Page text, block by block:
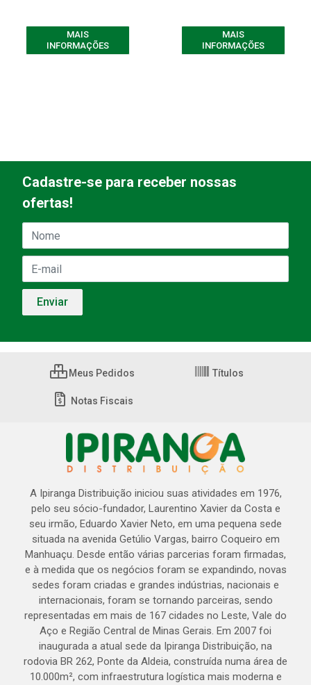
MAIS
INFORMAÇÕES
MAIS
INFORMAÇÕES
Cadastre-se para receber nossas
ofertas!
Meus Pedidos Títulos
Notas Fiscais
A Ipiranga Distribuição iniciou suas atividades em 1976,
pelo seu sócio-fundador, Laurentino Xavier da Costa e
seu irmão, Eduardo Xavier Neto, em uma pequena sede
situada na avenida Getúlio Vargas, bairro Coqueiro em
Manhuaçu. Desde então várias parcerias foram firmadas,
e à medida que os negócios foram se expandindo, novas
sedes foram criadas e grandes indústrias, nacionais e
internacionais, foram se tornando parceiras, sendo
representadas em mais de 167 cidades no Leste, Vale do
Aço e Região Central de Minas Gerais. Em 2007 foi
inaugurada a atual sede da Ipiranga Distribuição, na
rodovia BR 262, Ponte da Aldeia, construída numa área de
10.000m², com infraestrutura logística mais moderna e